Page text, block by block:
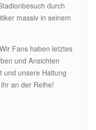
durch
massiv in seinem
Fans haben letztes
und Ansichten
und unsere Haltung
an der Reihe!